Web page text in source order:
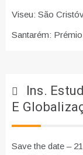
Viseu: São
Santarém:
Ins.
E
Save the date –